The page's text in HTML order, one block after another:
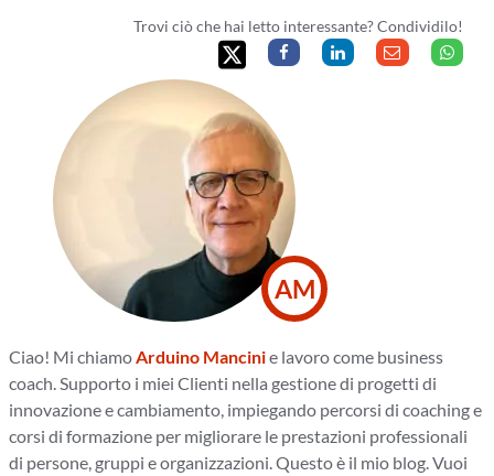
Trovi ciò che hai letto interessante? Condividilo!
AM
Ciao! Mi chiamo Arduino Mancinie lavoro come business
coach. Supporto i miei Clienti nella gestione di progetti di
innovazione e cambiamento, impiegando percorsi di coaching e
corsi di formazione per migliorare le prestazioni professionali
di persone, gruppi e organizzazioni. Questo è il mio blog. Vuoi